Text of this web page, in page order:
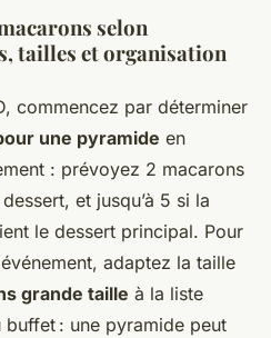
selon
tailles et organisation
commencez par déterminer
une pyramide en
: prévoyez 2 macarons
et jusqu’à 5 si la
le dessert principal. Pour
adaptez la taille
grande taille à la liste
buffet : une pyramide peut